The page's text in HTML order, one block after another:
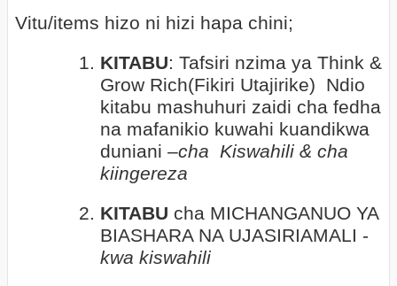
Vitu/items hizo ni hizi hapa chini;
1. KITABU: Tafsiri nzima ya Think &
Grow Rich(Fikiri Utajirike) Ndio
kitabu mashuhuri zaidi cha fedha
na mafanikio kuwahi kuandikwa
duniani –cha Kiswahili & cha
kiingereza
2. KITABU cha MICHANGANUO YA
BIASHARA NA UJASIRIAMALI -
kwa kiswahili